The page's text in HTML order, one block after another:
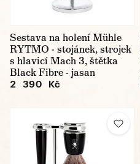
Sestava na holení Mühle
RYTMO - stojánek, strojek
s hlavicí Mach 3, štětka
Black Fibre - jasan
2 390 Kč